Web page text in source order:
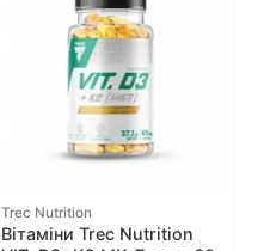
Trec Nutrition
Вітаміни Trec Nutrition